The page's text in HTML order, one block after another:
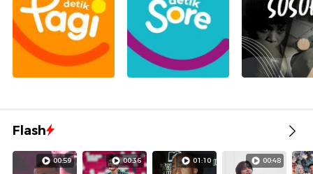
Flash
00:59 00:36 01:10 00:48